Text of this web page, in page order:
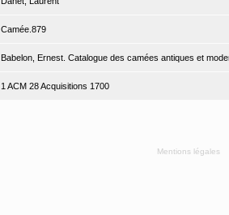
Camée.879
Babelon, Ernest. Catalogue des camées antiques et
1 ACM 28 Acquisitions 1700
Mentions légales